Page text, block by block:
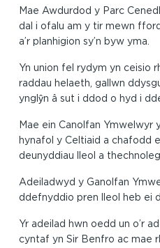
Mae Awdurdod y Parc
dal i ofalu am y tir mewn
a’r planhigion sy’n byw yma.
Yn union fel rydym yn ceisio
raddau helaeth, gallwn
ynglŷn â sut i ddod o hyd i
Mae ein Canolfan Ymwelwyr
hynafol y Celtiaid a chafodd
deunyddiau lleol a
Adeiladwyd y Ganolfan
ddefnyddio pren lleol heb ei
Yr adeilad hwn oedd un o’r
cyntaf yn Sir Benfro ac mae